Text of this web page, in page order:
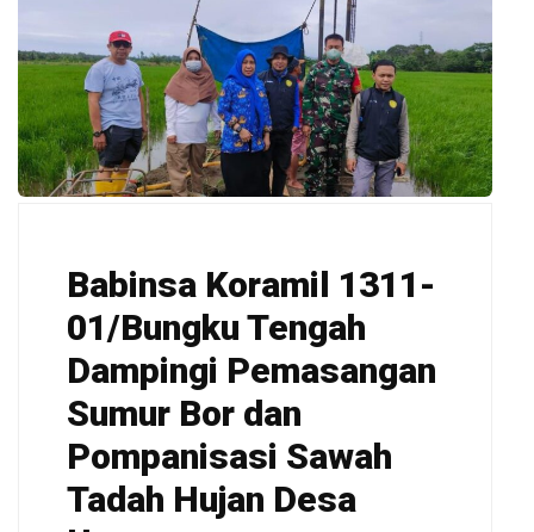
Babinsa Koramil 1311-
01/Bungku Tengah
Dampingi Pemasangan
Sumur Bor dan
Pompanisasi Sawah
Tadah Hujan Desa